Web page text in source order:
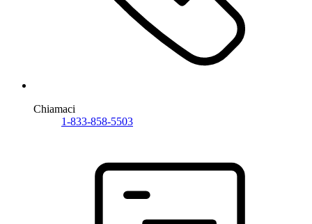
Chiamaci
1-833-858-5503